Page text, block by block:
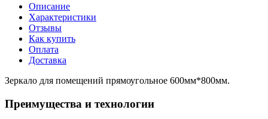
Описание
Характеристики
Отзывы
Как купить
Оплата
Доставка
Зеркало для помещений прямоугольное 600мм*800мм.
Преимущества и технологии